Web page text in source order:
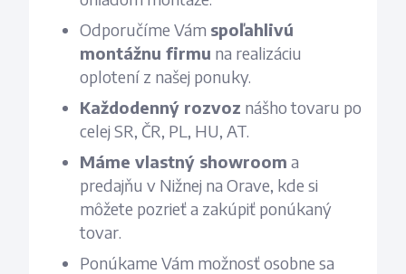
Odporučíme Vám spoľahlivú
montážnu firmu na realizáciu
oplotení z našej ponuky.
Každodenný rozvoz nášho tovaru po
celej SR, ČR, PL, HU, AT.
Máme vlastný showroom a
predajňu v Nižnej na Orave, kde si
môžete pozrieť a zakúpiť ponúkaný
tovar.
Ponúkame Vám možnosť osobne sa